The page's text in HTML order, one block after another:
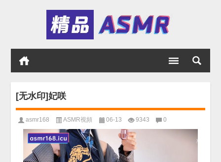
[无水印]妃咲
asmr168 ASMR視頻 06-13 9343 0